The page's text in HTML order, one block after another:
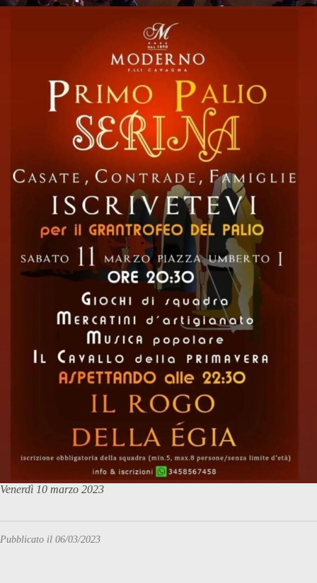
Venerdì 10 marzo 2023
Pubblicato il 06/03/2023